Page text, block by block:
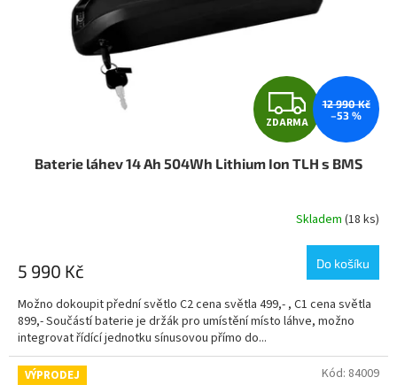
Z
D
A
R
M
A
ZDARMA
12 990 Kč
–53 %
Baterie láhev 14 Ah 504Wh Lithium Ion TLH s BMS
Skladem (18 ks)
5 990 Kč Do košíku
Možno dokoupit přední světlo C2 cena světla 499,- , C1 cena světla
899,- Součástí baterie je držák pro umístění místo láhve, možno
integrovat řídící jednotku sínusovou přímo do...
VÝPRODEJ
Kód: 84009